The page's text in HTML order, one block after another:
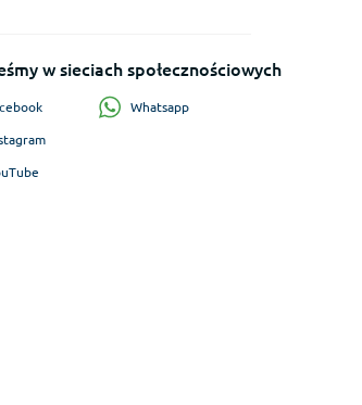
w sieciach społecznościowych
Whatsapp